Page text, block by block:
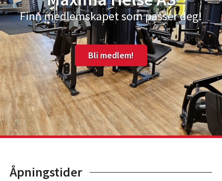
Finn medlemskapet som passer deg!
Bli medlem!
Åpningstider